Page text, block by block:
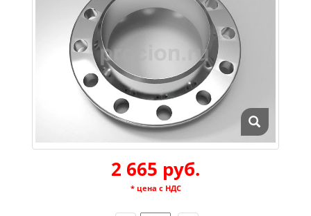
2 665 руб.
* цена с НДС